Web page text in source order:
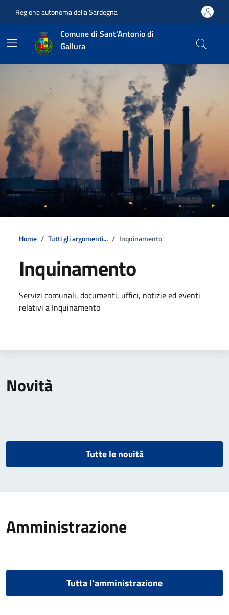
Regione autonoma della Sardegna
Comune di Sant'Antonio di
Gallura
Home Tutti gli argomenti... Inquinamento
Inquinamento
Dettagli della notizia
Servizi comunali, documenti, uffici, notizie ed eventi
relativi a Inquinamento
Novità
Tutte le novità
Amministrazione
Tutta l’amministrazione